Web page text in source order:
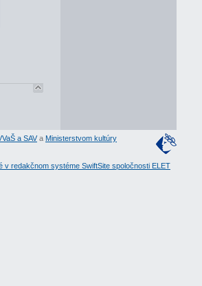
a SAVa Ministerstvom kultúry
v redakčnom systéme SwiftSite spoločnosti ELET